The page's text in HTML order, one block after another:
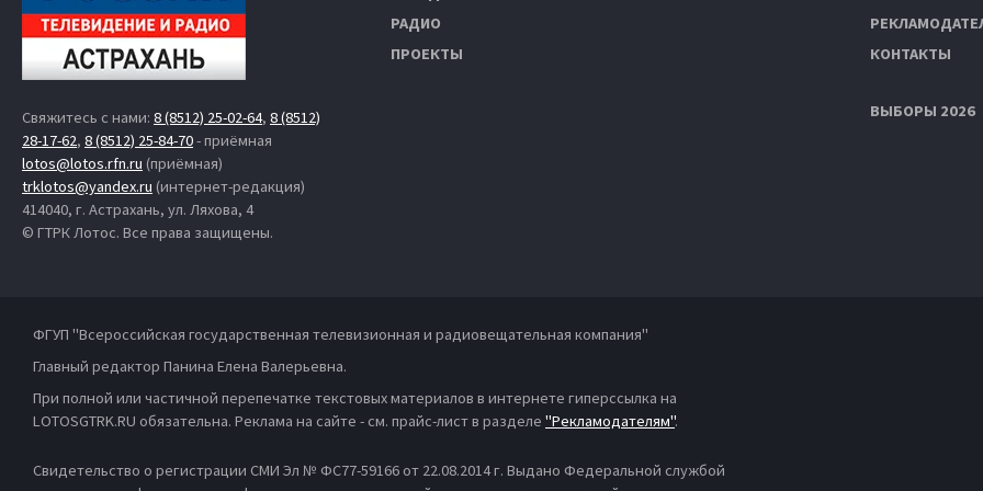
Свяжитесь с нами: 8 (8512) 25-02-64, 8 (8512)
28-17-62, 8 (8512) 25-84-70- приёмная
lotos@lotos.rfn.ru (приёмная)
trklotos@yandex.ru (интернет-редакция)
414040, г. Астрахань, ул. Ляхова, 4
© ГТРК Лотос. Все права защищены.
РАДИО
ПРОЕКТЫ
КОНТАКТЫ
ВЫБОРЫ 2026
ФГУП "Всероссийская государственная телевизионная и радиовещательная компания"
Главный редактор Панина Елена Валерьевна.
При полной или частичной перепечатке текстовых материалов в интернете гиперссылка на
LOTOSGTRK.RU обязательна. Реклама на сайте - см. прайс-лист в разделе "Рекламодателям".
Свидетельство о регистрации СМИ Эл № ФС77-59166 от 22.08.2014 г. Выдано Федеральной службой